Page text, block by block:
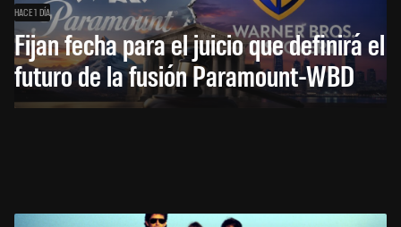
HACE 1 DÍA
Fijan fecha para el juicio que definirá el
futuro de la fusión Paramount-WBD